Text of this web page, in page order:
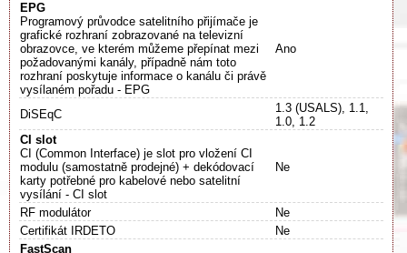
EPG
Programový průvodce satelitního přijímače je
grafické rozhraní zobrazované na televizní
obrazovce, ve kterém můžeme přepínat mezi
požadovanými kanály, případně nám toto
rozhraní poskytuje informace o kanálu či právě
vysílaném pořadu - EPG
Ano
DiSEqC
1.3 (USALS), 1.1,
1.0, 1.2
CI slot
CI (Common Interface) je slot pro vložení CI
modulu (samostatně prodejné) + dekódovací
karty potřebné pro kabelové nebo satelitní
vysílání - CI slot
Ne
RF modulátor
Ne
Certifikát IRDETO
Ne
FastScan